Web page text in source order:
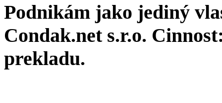
Podnikám jako jediný
Condak.net s.r.o.
prekladu.